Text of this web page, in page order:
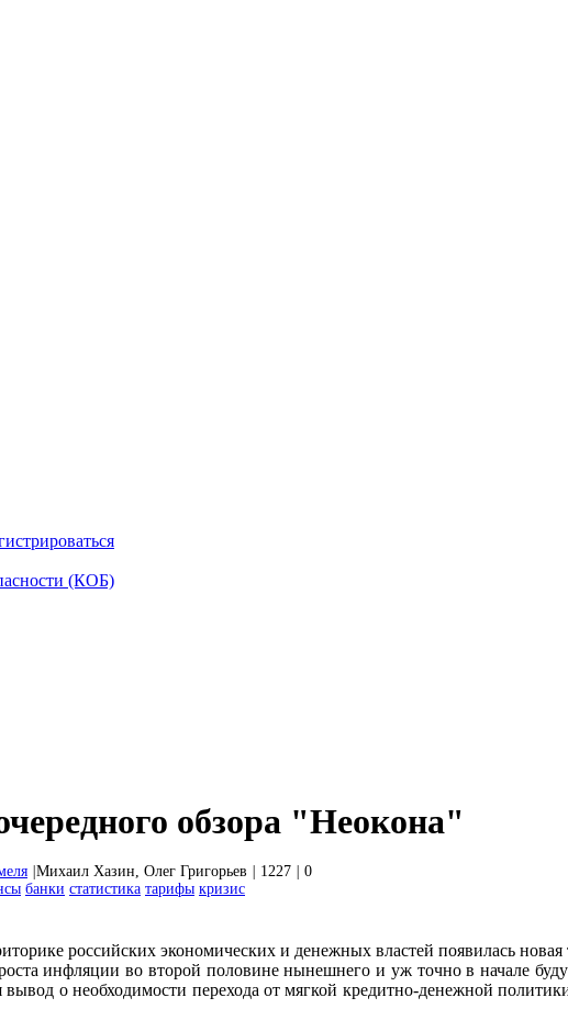
(КОБ)
обзора "Неокона"
Михаил Хазин, Олег Григорьев 1227
0
банки статистика тарифы кризис
российских экономических и денежных властей появилась новая
инфляции во второй половине нынешнего и уж точно в начале
вывод о необходимости перехода от мягкой кредитно-денежной